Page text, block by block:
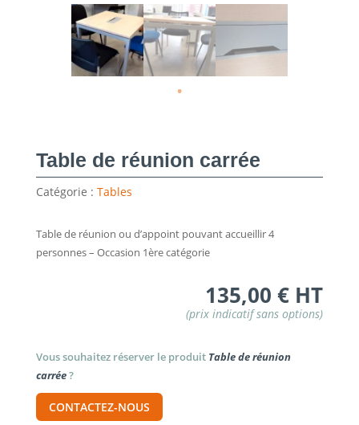
Table de réunion carrée
Catégorie : Tables
Table de réunion ou d’appoint pouvant accueillir 4
personnes – Occasion 1ère catégorie
135,00€ HT
Vous souhaitez réserver le produit Table de réunion
carrée?
CONTACTEZ-NOUS